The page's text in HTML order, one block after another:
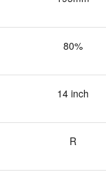
80%
14 inch
R